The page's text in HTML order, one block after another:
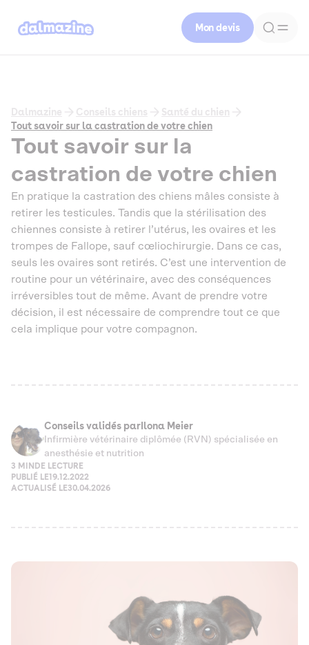
Mon devis
Dalmazine Conseils chiens
Santé du chien
Tout savoir sur la castration de votre chien
Tout savoir sur la
castration de votre chien
En pratique la castration des chiens mâles consiste à
retirer les testicules. Tandis que la stérilisation des
chiennes consiste à retirer l’utérus, les ovaires et les
trompes de Fallope, sauf cœliochirurgie. Dans ce cas,
seuls les ovaires sont retirés. C’est une intervention de
routine pour un vétérinaire, avec des conséquences
irréversibles tout de même. Avant de prendre votre
décision, il est nécessaire de comprendre tout ce que
cela implique pour votre compagnon.
Conseils validés par Ilona Meier
Infirmière vétérinaire diplômée (RVN) spécialisée en
anesthésie et nutrition
3 MIN DE LECTURE
PUBLIÉ LE19.12.2022
ACTUALISÉ LE30.04.2026